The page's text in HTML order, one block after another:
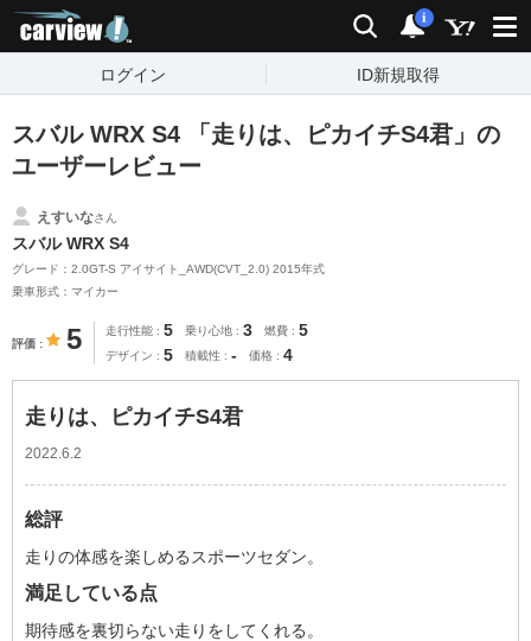
検索 通知
i
ログイン ID新規取得
スバル WRX S4 「走りは、ピカイチS4君」の
ユーザーレビュー
えすいなさん
スバル WRX S4
グレード：2.0GT-S アイサイト_AWD(CVT_2.0) 2015年式
乗車形式：マイカー
評価 5 走行性能 5 乗り心地 3 燃費 5
デザイン 5 積載性 - 価格 4
走りは、ピカイチS4君
2022.6.2
総評
走りの体感を楽しめるスポーツセダン。
満足している点
期待感を裏切らない走りをしてくれる。